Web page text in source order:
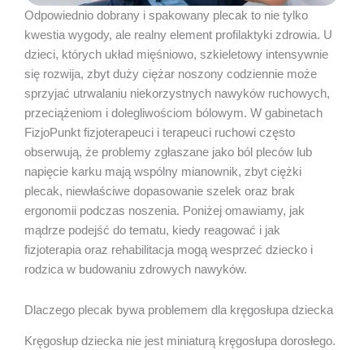
Odpowiednio dobrany i spakowany plecak to nie tylko
kwestia wygody, ale realny element profilaktyki zdrowia. U
dzieci, których układ mięśniowo, szkieletowy intensywnie
się rozwija, zbyt duży ciężar noszony codziennie może
sprzyjać utrwalaniu niekorzystnych nawyków ruchowych,
przeciążeniom i dolegliwościom bólowym. W gabinetach
FizjoPunkt fizjoterapeuci i terapeuci ruchowi często
obserwują, że problemy zgłaszane jako ból pleców lub
napięcie karku mają wspólny mianownik, zbyt ciężki
plecak, niewłaściwe dopasowanie szelek oraz brak
ergonomii podczas noszenia. Poniżej omawiamy, jak
mądrze podejść do tematu, kiedy reagować i jak
fizjoterapia oraz rehabilitacja mogą wesprzeć dziecko i
rodzica w budowaniu zdrowych nawyków.
Dlaczego plecak bywa problemem dla kręgosłupa dziecka
Kręgosłup dziecka nie jest miniaturą kręgosłupa dorosłego.